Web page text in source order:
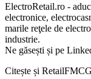
ElectroRetail.ro -
electronice,
marile reţele de
industrie.
Ne găsești și pe
Citește și